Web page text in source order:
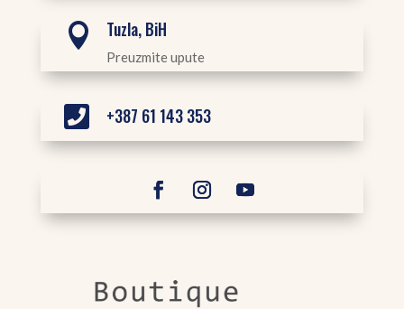
 Tuzla, BiH
Preuzmite upute
 +387 61 143 353